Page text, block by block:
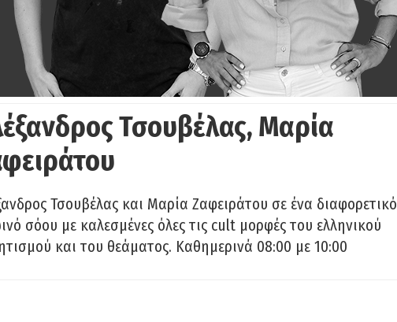
Τσουβέλας, Μαρία
Τσουβέλας και Μαρία Ζαφειράτου σε ένα διαφορετικό
σόου με καλεσμένες όλες τις cult μορφές του ελληνικού
και του θεάματος. Καθημερινά 08:00 με 10:00